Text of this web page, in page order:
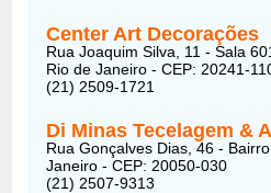
Center Art Decorações
Rua Joaquim Silva, 11 - Sala
Rio de Janeiro - CEP: 20241-
(21) 2509-1721
Di Minas Tecelagem &
Rua Gonçalves Dias, 46 -
Janeiro - CEP: 20050-030
(21) 2507-9313